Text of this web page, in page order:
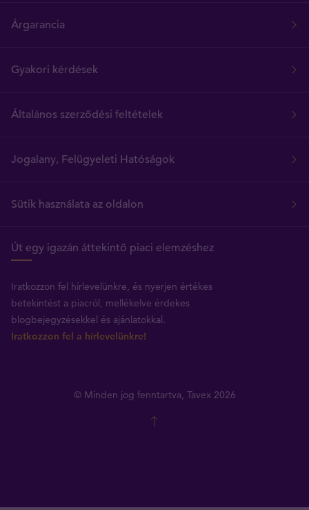
Árgarancia
Gyakori kérdések
Általános szerződési feltételek
Jogalany, Felügyeleti Hatóságok
Sütik használata az oldalon
Út egy igazán áttekintő piaci elemzéshez
Iratkozzon fel hírlevelünkre, és nyerjen értékes
betekintést a piacról, mellékelve érdekes
blogbejegyzésekkel és ajánlatokkal.
Iratkozzon fel a hírlevelünkre!
© Minden jog fenntartva, Tavex 2026